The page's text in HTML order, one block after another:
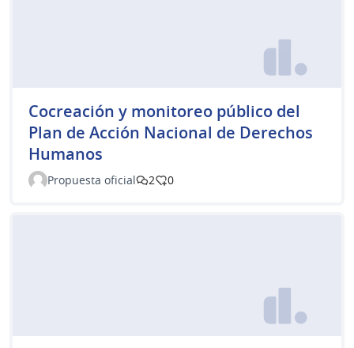
Cocreación y monitoreo público del
Plan de Acción Nacional de Derechos
Humanos
Propuesta oficial 2 0